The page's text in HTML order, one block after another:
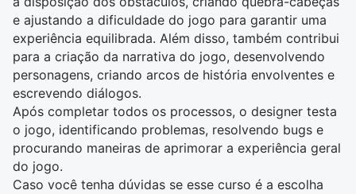
e ajustando a dificuldade do jogo para garantir uma
experiência equilibrada. Além disso, também contribui
para a criação da narrativa do jogo, desenvolvendo
personagens, criando arcos de história envolventes e
escrevendo diálogos.
Após completar todos os processos, o designer testa
o jogo, identificando problemas, resolvendo bugs e
procurando maneiras de aprimorar a experiência geral
do jogo.
Caso você tenha dúvidas se esse curso é a escolha